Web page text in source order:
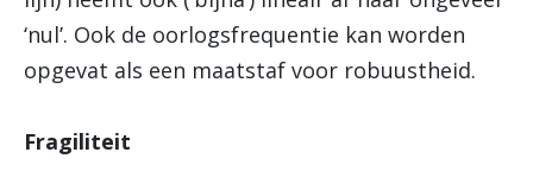
‘nul’. Ook de oorlogsfrequentie kan worden
opgevat als een maatstaf voor robuustheid.
Fragiliteit